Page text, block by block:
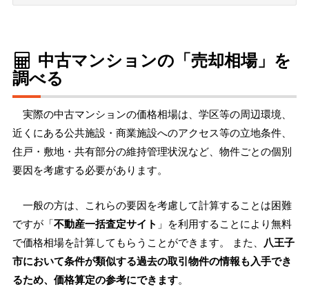
中古マンションの「売却相場」を
調べる
実際の中古マンションの価格相場は、学区等の周辺環境、
近くにある公共施設・商業施設へのアクセス等の立地条件、
住戸・敷地・共有部分の維持管理状況など、物件ごとの個別
要因を考慮する必要があります。
一般の方は、これらの要因を考慮して計算することは困難
ですが「不動産一括査定サイト 」を利用することにより無料
で価格相場を計算してもらうことができます。 また、 八王子
市において条件が類似する過去の取引物件の情報も入手でき
るため、価格算定の参考にできます。